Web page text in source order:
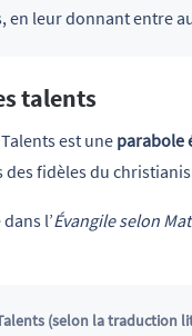
en leur donnant entre
talents
est une parabole
des fidèles du
l’Évangile selon
(selon la traduction